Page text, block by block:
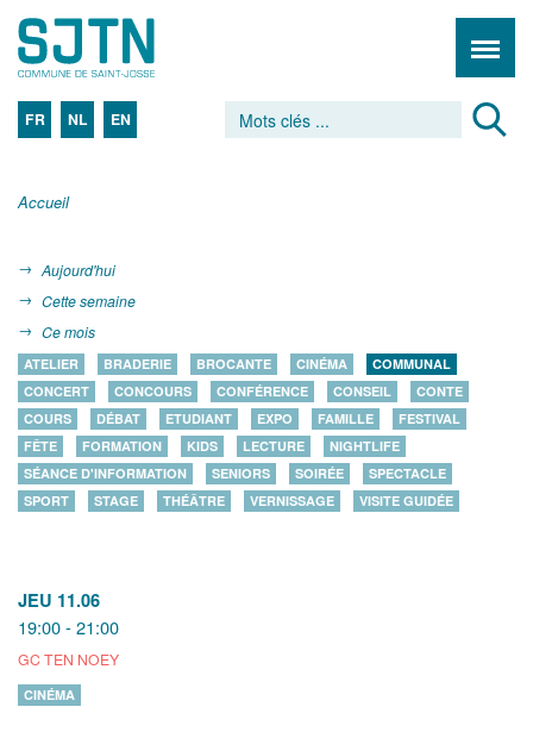
FR NL EN
Accueil
Aujourd'hui
Cette semaine
Ce mois
ATELIER BRADERIE BROCANTE CINÉMA
COMMUNAL
CONCERT
CONCOURS CONFÉRENCE CONSEIL
CONTE
COURS
DÉBAT ETUDIANT EXPO FAMILLE
FESTIVAL
FÊTE
FORMATION KIDS LECTURE
NIGHTLIFE
SÉANCE D'INFORMATION
SENIORS SOIRÉE
SPECTACLE
SPORT
STAGE THÉÂTRE VERNISSAGE VISITE GUIDÉE
JEU 11.06
19:00 - 21:00
GC TEN NOEY
CINÉMA